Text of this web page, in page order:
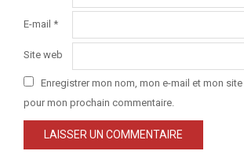
E-mail *
Site web
Enregistrer mon nom, mon e-mail et mon
pour mon prochain commentaire.